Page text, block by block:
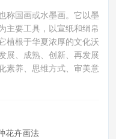
称国画或水墨画。它以墨
主要工具，以宣纸和绢帛
植根于华夏浓厚的文化沃
展、成熟、创新、再发展
素养、思维方式、审美意
花卉画法